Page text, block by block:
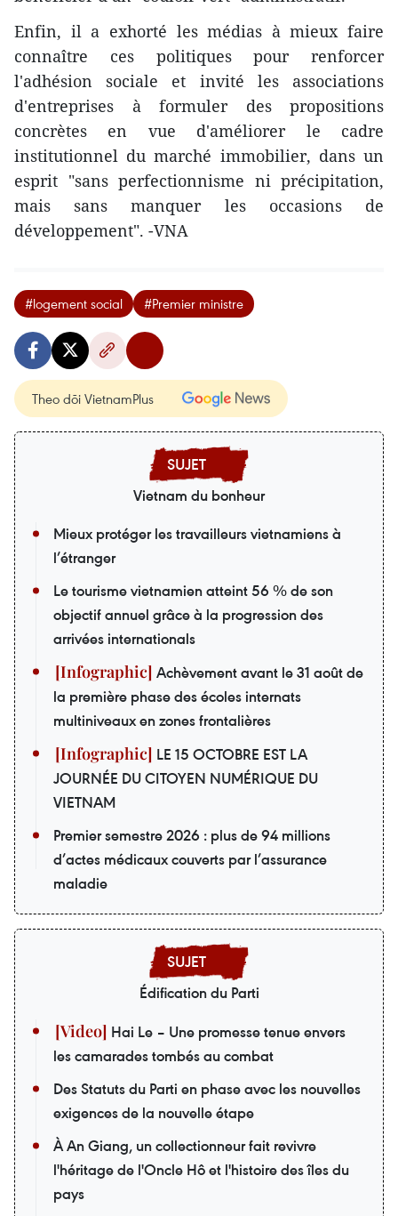
Enfin, il a exhorté les médias à mieux faire
connaître ces politiques pour renforcer
l'adhésion sociale et invité les associations
d'entreprises à formuler des propositions
concrètes en vue d'améliorer le cadre
institutionnel du marché immobilier, dans un
esprit "sans perfectionnisme ni précipitation,
mais sans manquer les occasions de
développement". -VNA
#logement social #Premier ministre
Theo dõi VietnamPlus
Vietnam du bonheur
Mieux protéger les travailleurs vietnamiens à
l’étranger
Le tourisme vietnamien atteint 56 % de son
objectif annuel grâce à la progression des
arrivées internationals
Achèvement avant le 31 août de
la première phase des écoles internats
multiniveaux en zones frontalières
LE 15 OCTOBRE EST LA
JOURNÉE DU CITOYEN NUMÉRIQUE DU
VIETNAM
Premier semestre 2026 : plus de 94 millions
d’actes médicaux couverts par l’assurance
maladie
Édification du Parti
Hai Le – Une promesse tenue envers
les camarades tombés au combat
Des Statuts du Parti en phase avec les nouvelles
exigences de la nouvelle étape
À An Giang, un collectionneur fait revivre
l'héritage de l'Oncle Hô et l'histoire des îles du
pays